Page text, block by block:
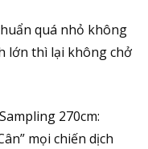
quá nhỏ không
lớn thì lại không chở
270cm:
mọi chiến dịch